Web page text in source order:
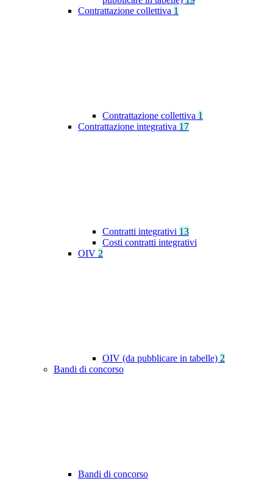
Contrattazione collettiva 1
Contrattazione collettiva 1
Contrattazione integrativa 17
Contratti integrativi 13
Costi contratti integrativi
OIV 2
OIV (da pubblicare in tabelle) 2
Bandi di concorso
Bandi di concorso